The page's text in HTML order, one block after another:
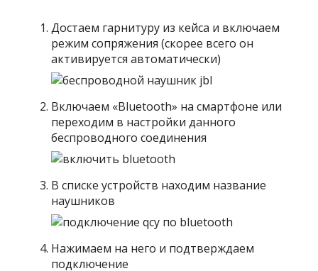
Достаем гарнитуру из кейса и включаем
режим сопряжения (скорее всего он
активируется автоматически)
Включаем «Bluetooth» на смартфоне или
переходим в настройки данного
беспроводного соединения
В списке устройств находим название
наушников
Нажимаем на него и подтверждаем
подключение